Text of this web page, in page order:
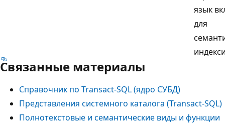
язык
для
Связанные материалы
Справочник по Transact-SQL (ядро СУБД)
Представления системного каталога (Transact-SQL)
Полнотекстовые и семантические виды и функции